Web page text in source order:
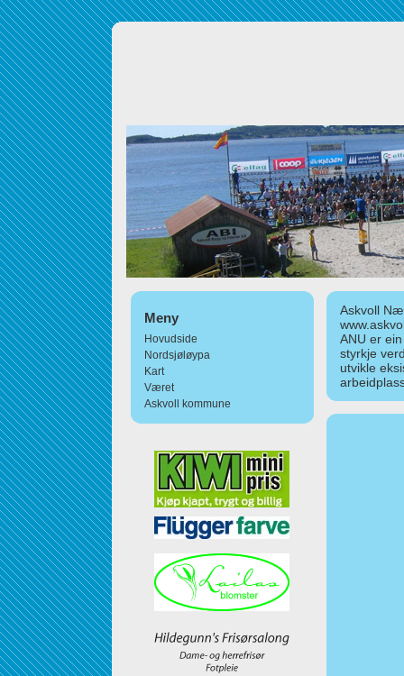
Meny
Hovudside
Nordsjøløypa
Kart
Været
Askvoll kommune
Askvoll
ANU er
styrkje
utvikle